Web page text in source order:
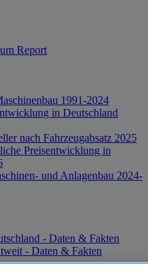
Report
1991-2024
in Deutschland
nach Fahrzeugabsatz 2025
Preisentwicklung in
und Anlagenbau 2024-
- Daten & Fakten
- Daten & Fakten